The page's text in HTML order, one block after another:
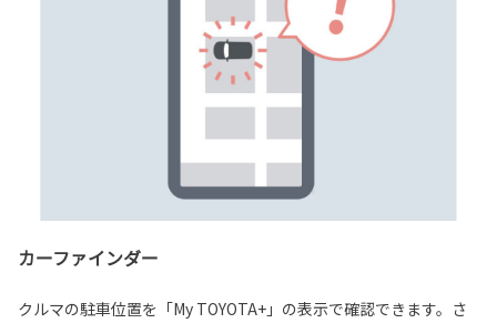
カーファインダー
クルマの駐車位置を「My TOYOTA+」の表示で確認できます。さ